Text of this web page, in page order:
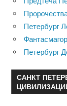
Петербург
Петербург
САНКТ